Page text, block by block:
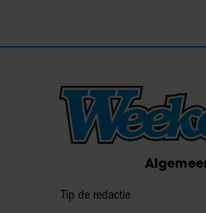
Tip de redactie